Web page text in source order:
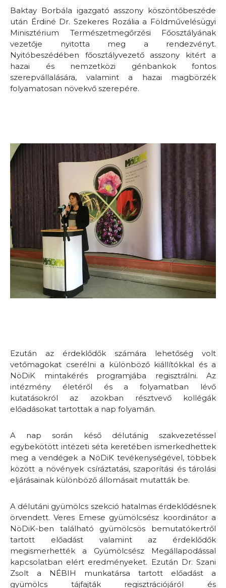
Baktay Borbála igazgató asszony köszöntőbeszéde
után Érdiné Dr. Szekeres Rozália a Földművelésügyi
Minisztérium Természetmegőrzési Főosztályának
vezetője nyitotta meg a rendezvényt.
Nyitóbeszédében főosztályvezető asszony kitért a
hazai és nemzetközi génbankok fontos
szerepvállalására, valamint a hazai magbörzék
folyamatosan növekvő szerepére.
Ezután az érdeklődők számára lehetőség volt
vetőmagokat cserélni a különböző kiállítókkal és a
NöDiK mintakérés programjába regisztrálni. Az
intézmény életéről és a folyamatban lévő
kutatásokról az azokban résztvevő kollégák
előadásokat tartottak a nap folyamán.
A nap során késő délutánig szakvezetéssel
egybekötött intézeti séta keretében ismerkedhettek
meg a vendégek a NöDiK tevékenységével, többek
között a növények csíráztatási, szaporítási és tárolási
eljárásainak különböző állomásait mutatták be.
A délutáni gyümölcs szekció hatalmas érdeklődésnek
örvendett. Veres Emese gyümölcsész koordinátor a
NöDiK-ben található gyümölcsös bemutatókertről
tartott előadást valamint az érdeklődők
megismerhették a Gyümölcsész Megállapodással
kapcsolatban elért eredményeket. Ezután Dr. Szani
Zsolt a NÉBIH munkatársa tartott előadást a
gyümölcs tájfajták regisztrációjáról és